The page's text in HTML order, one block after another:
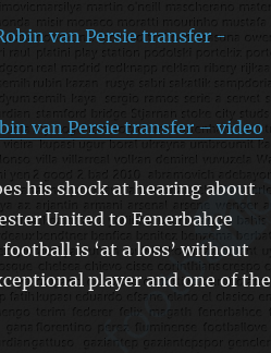
van Persie transfer – video
his shock at hearing about
United to Fenerbahçe
is ‘at a loss’ without
player and one of the